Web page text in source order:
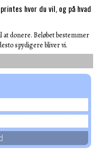
hvor du vil, og på hvad
donere. Beløbet bestemmer
spydigere bliver vi.